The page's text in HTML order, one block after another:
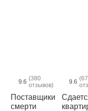
9.6 (380
отзывов)
Поставщики
смерти
9.6